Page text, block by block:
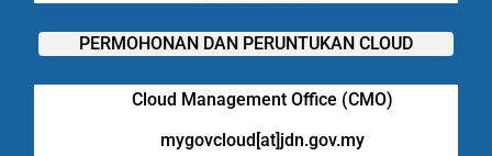
PERMOHONAN DAN PERUNTUKAN CLOUD
Cloud Management Office (CMO)
mygovcloud[at]jdn.gov.my